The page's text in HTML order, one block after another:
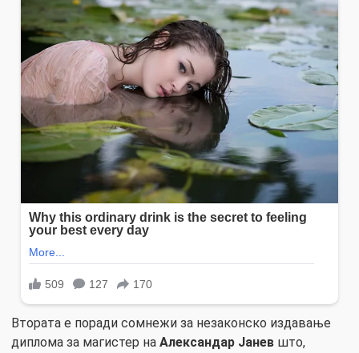
Втората е поради сомнежи за незаконско издавање
диплома за магистер на Александар Јанев што,